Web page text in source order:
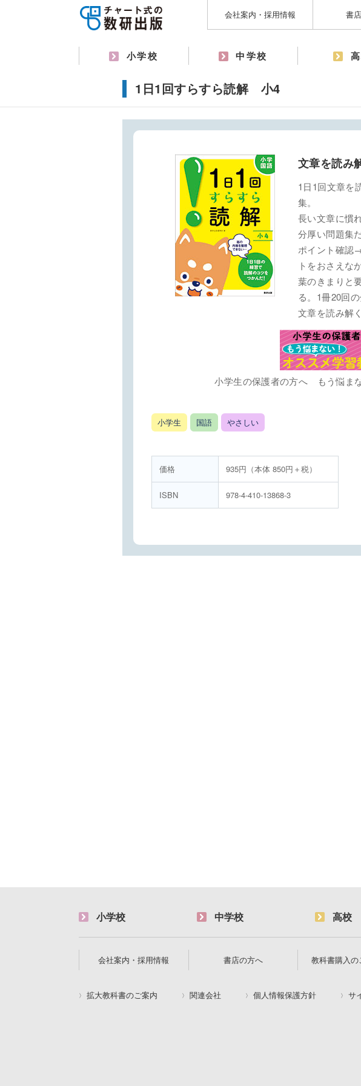
会社案内・採用情報 書
小学校 中学校
1日1回すらすら読解 小4
文章を読み
1日1回文章を
集。
長い文章に慣
分厚い問題集
ポイント確認
トをおさえな
葉のきまりと
る。1冊20回
文章を読み解
小学生の保護者の方へ もう悩ま
小学生 国語 やさしい
価格 935円（本体 850円＋税）
ISBN 978-4-410-13868-3
小学校 中学校 高校
会社案内・採用情報 書店の方へ 教科書購入の
拡大教科書のご案内 関連会社 個人情報保護方針 サ